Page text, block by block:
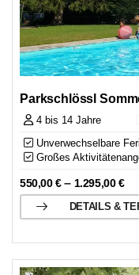
Parkschlössl
4 bis 14 Jahre
Unverwechselbare
Großes
550,00€– 1.295,00€
DETAILS &